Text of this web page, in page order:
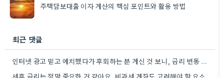
주택담보대출 이자 계산의 핵심 포인트와 활용 방법
최근 댓글
인터넷 광고 믿고 예치했다가 후회하는 분 계신 것 보니, 금리 변동 진짜 빠르게 돌아간다는 걸…
세후 금리는 정말 중요한 거 같아요. 비과세 계좌도 고려해야 할 요소인데, 실제 수령액 계산을 해보니…